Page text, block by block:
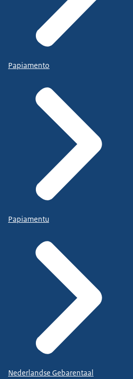
Papiamento
Papiamentu
Nederlandse Gebarentaal